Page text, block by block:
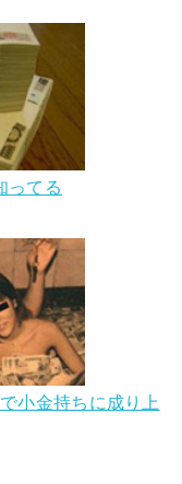
ってる
小金持ちに成り上